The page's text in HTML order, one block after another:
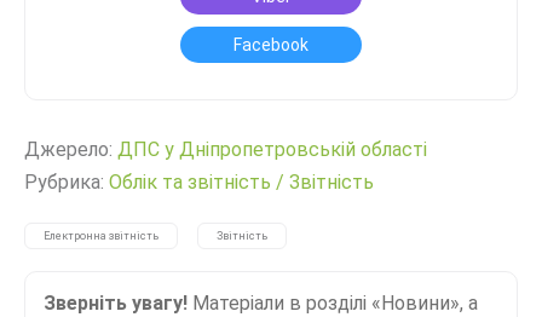
Facebook
Джерело: ДПС у Дніпропетровській області
Рубрика: Облік та звітність / Звітність
Електронна звітність Звітність
Зверніть увагу! Матеріали в розділі «Новини», а